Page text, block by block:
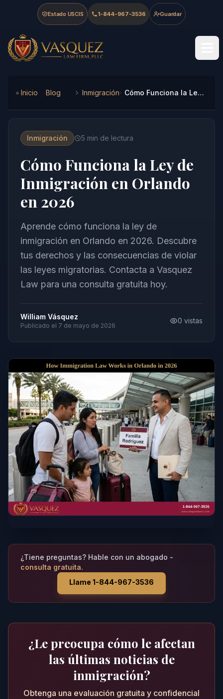
Skip to main content
Skip to navigation
Skip to footer
Estado USCIS 1-844-967-3536 Guardar
Vasquez Law Firm - Home
Inicio Blog Inmigración Cómo Funciona la Ley de Inmigración en Orlando en 2026
Inmigración 5 min de lectura
Cómo Funciona la Ley de
Inmigración en Orlando
en 2026
Aprende cómo funciona la ley de
inmigración en Orlando en 2026. Descubre
tus derechos y las consecuencias de violar
las leyes migratorias. Contacta a Vasquez
Law para una consulta gratuita hoy.
William Vásquez
Publicado el 7 de mayo de 2026
0 vistas
¿Tiene preguntas? Hable con un abogado -
consulta gratuita.
Llame 1-844-967-3536
¿Le preocupa cómo le afectan
las últimas noticias de
inmigración?
Obtenga una evaluación gratuita y confidencial